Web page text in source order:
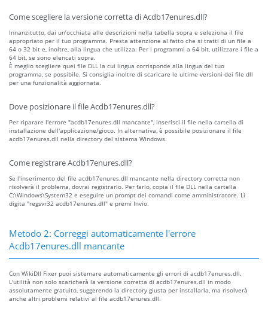
Come scegliere la versione corretta di Acdb17enures.dll?
Innanzitutto, dai un’occhiata alle descrizioni nella tabella sopra e seleziona il file
appropriato per il tuo programma. Presta attenzione al fatto che si tratti di un file a
64 o 32 bit e, inoltre, alla lingua che utilizza. Per i programmi a 64 bit, utilizzare i file a
64 bit, se sono elencati sopra.
È meglio scegliere quei file DLL la cui lingua corrisponde alla lingua del tuo
programma, se possibile. Si consiglia inoltre di scaricare le ultime versioni dei file dll
per una funzionalità aggiornata.
Dove posizionare il file Acdb17enures.dll?
Per riparare l'errore "acdb17enures.dll mancante", inserisci il file nella cartella di
installazione dell'applicazione/gioco. In alternativa, è possibile posizionare il file
acdb17enures.dll nella directory del sistema Windows.
Come registrare Acdb17enures.dll?
Se l'inserimento del file acdb17enures.dll mancante nella directory corretta non
risolverà il problema, dovrai registrarlo. Per farlo, copia il file DLL nella cartella
C:\Windows\System32 e eseguire un prompt dei comandi come amministratore. Lì
digita "regsvr32 acdb17enures.dll" e premi Invio.
Metodo 2: Correggi automaticamente l'errore
Acdb17enures.dll mancante
Con WikiDll Fixer puoi sistemare automaticamente gli errori di acdb17enures.dll.
L'utilità non solo scaricherà la versione corretta di acdb17enures.dll in modo
assolutamente gratuito, suggerendo la directory giusta per installarla, ma risolverà
anche altri problemi relativi al file acdb17enures.dll.